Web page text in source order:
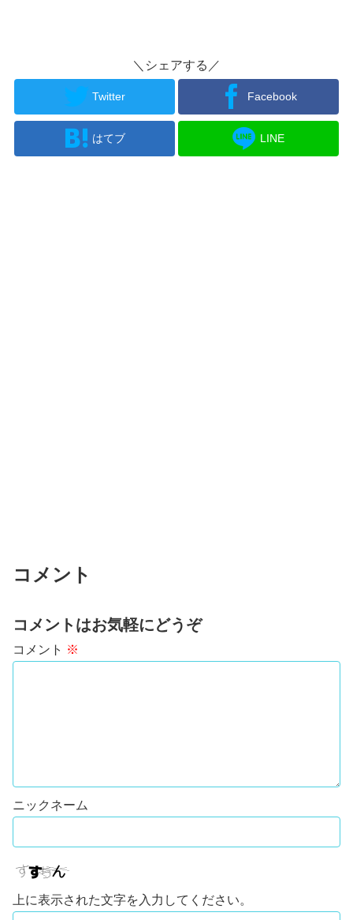
＼シェアする／
Twitter Facebook
はてブ LINE
コメント
コメントはお気軽にどうぞ
コメント ※
上に表示された文字を入力してください。